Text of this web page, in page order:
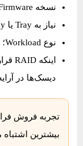
نسخه Firmware سرور، کنترلر و iLO
نیاز به Tray یا Caddy مناسب HPE
نوع Workload؛ دیتابیس، VM، فایل‌سرور، بکاپ، کش یا بوت
دیسک‌ها در
تجربه فروش
بیشترین